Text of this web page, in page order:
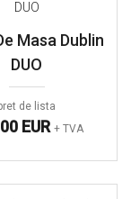
Masa Dublin
DUO
de lista
EUR + TVA